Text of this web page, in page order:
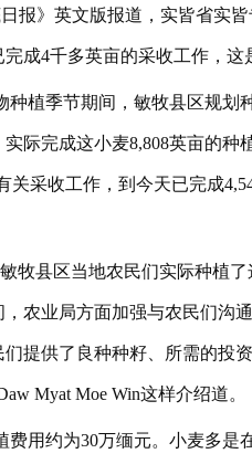
报》英文版报道，实皆省实
成4千多英亩的采收工作，这
植季节期间，敏牧县区规划
际完成这小麦8,808英亩的
关采收工作，到今天已完成
牧县区当地农民们实际种植
农业局方面加强与农民们沟
提供了良种种籽、所需的投
Myat Moe Win这样介绍道。
用约为30万缅元。小麦多是